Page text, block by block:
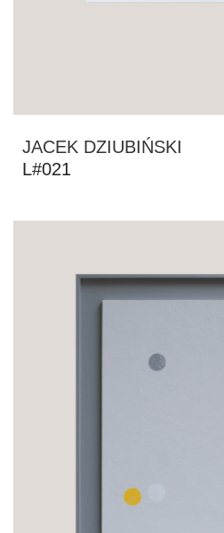
JACEK DZIUBIŃSKI
L#021